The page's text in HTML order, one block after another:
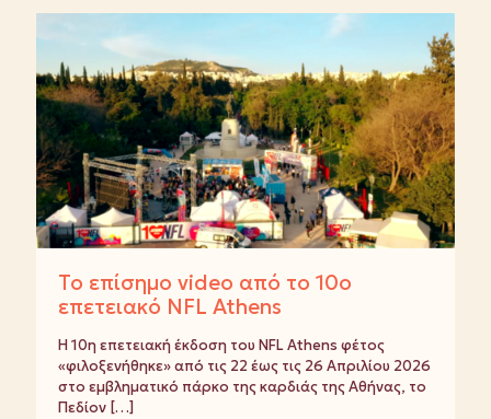
Το επίσημο video από το 10ο
επετειακό NFL Athens
Η 10η επετειακή έκδοση του NFL Athens φέτος
«φιλοξενήθηκε» από τις 22 έως τις 26 Απριλίου 2026
στο εμβληματικό πάρκο της καρδιάς της Αθήνας, το
Πεδίον […]